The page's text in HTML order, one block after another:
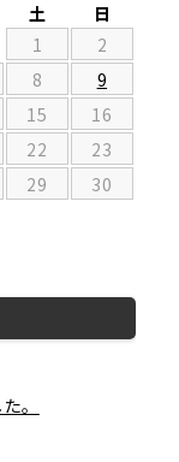
土
日
1
2
8
9
15
16
22
23
29
30
。